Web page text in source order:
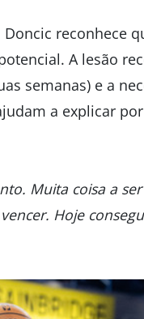
reconhece
A lesão
semanas) e a
a explicar
Muita coisa a
Hoje